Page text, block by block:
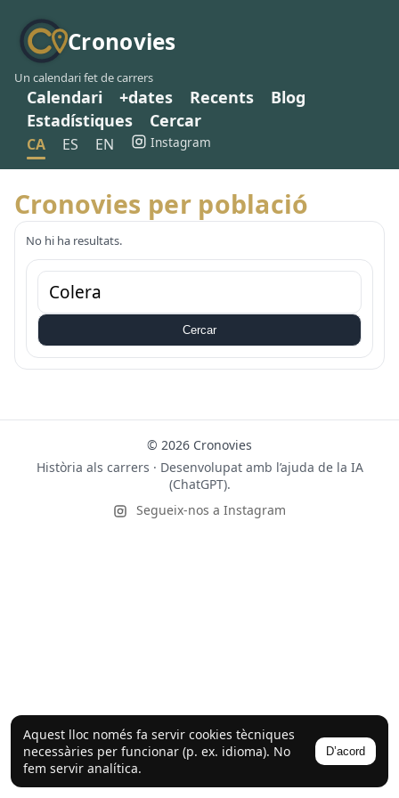
Cronovies
Un calendari fet de carrers
Calendari +dates Recents
Blog
Estadístiques
Cercar
CA ES EN Instagram
Aquest lloc només fa servir cookies tècniques
necessàries per funcionar (p. ex. idioma). No
fem servir analítica.
D’acord
Cronovies per població
No hi ha resultats.
Cercar
© 2026 Cronovies
Història als carrers · Desenvolupat amb l’ajuda de la IA
(ChatGPT).
Segueix-nos a Instagram